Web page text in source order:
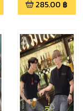
285.00 ฿